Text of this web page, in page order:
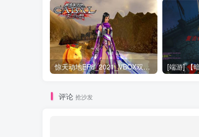
惊天动地EP8_2021_VBOX双虚拟机单机版 win10可玩
评论 抢沙发